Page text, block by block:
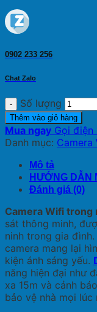
0902 233 256
Chat Zalo
Số lượng
Thêm vào giỏ hàng
Mua ngay Gọi điện
Danh mục: Camera
Mô tả
HƯỚNG DẪN
Đánh giá (0)
Camera Wifi trong
sát thông minh,
ninh trong gia
camera mang lại
kiện ánh sáng yếu.
năng hiện đại như
xa 15m và cảnh
bảo vệ nhà mọi lúc